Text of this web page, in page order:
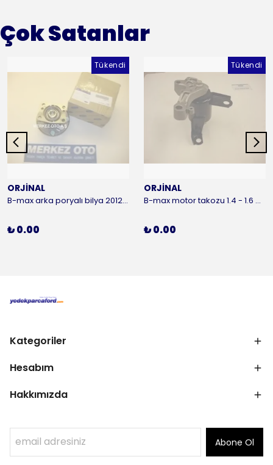
Çok Satanlar
Tükendi
ORJİNAL
B-max arka poryalı bilya 2012-2016 ORJİNAL
₺ 0.00
Tükendi
ORJİNAL
B-max motor takozu 1.4 - 1.6 benzinli 2012-2016 ORJİNAL
₺ 0.00
Kategoriler
Hesabım
Hakkımızda
Abone Ol